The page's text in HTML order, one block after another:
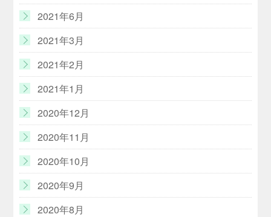
2021年6月
2021年3月
2021年2月
2021年1月
2020年12月
2020年11月
2020年10月
2020年9月
2020年8月